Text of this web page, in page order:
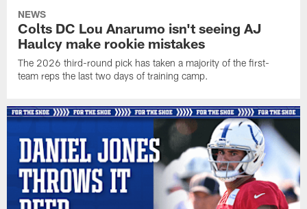
NEWS
Colts DC Lou Anarumo isn't seeing AJ
Haulcy make rookie mistakes
The 2026 third-round pick has taken a majority of the first-
team reps the last two days of training camp.